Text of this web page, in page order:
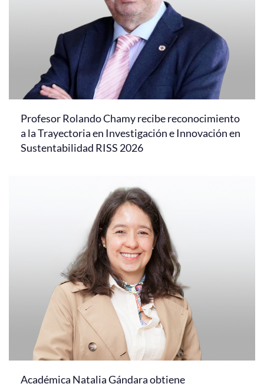
Profesor Rolando Chamy recibe reconocimiento
a la Trayectoria en Investigación e Innovación en
Sustentabilidad RISS 2026
Académica Natalia Gándara obtiene